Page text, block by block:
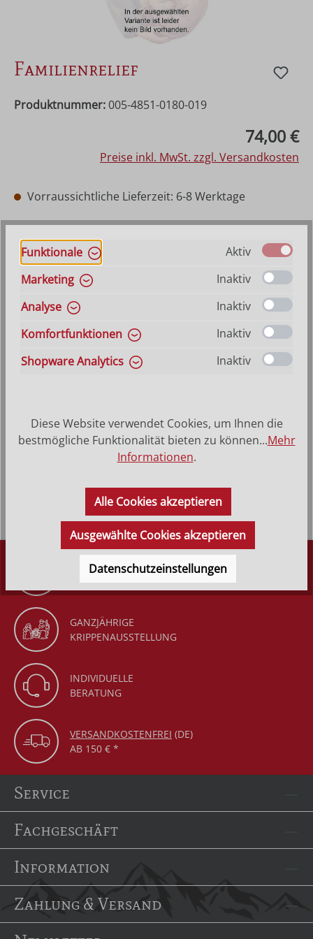
Familienrelief
Produktnummer: 005-4851-0180-019
74,00 €
Preise inkl. MwSt. zzgl. Versandkosten
Vorraussichtliche Lieferzeit: 6-8 Werktage
Farbe Hilfe zu Farbangaben
Natur Gewachst mit Goldrand
Mehrfach gebeizt
Bemalt
Größeauswählen
Hilfe zu Größenangaben
9 cm 12 cm 15 cm 24 cm 35 cm
Produkt Anzahl: Gib den gewünschten
VERSANDKOSTENFREI (DE) AB 150,-*
DÜRR KRIPPEN
SEIT 1977
GANZJÄHRIGE
KRIPPENAUSSTELLUNG
INDIVIDUELLE
BERATUNG
VERSANDKOSTENFREI (DE)
AB 150 € *
Service
Fachgeschäft
Information
Zahlung & Versand
Funktionale
Aktiv
Marketing
Inaktiv
Analyse
Inaktiv
Komfortfunktionen
Inaktiv
Shopware Analytics
Inaktiv
Diese Website verwendet Cookies, um Ihnen die
bestmögliche Funktionalität bieten zu können...Mehr
Informationen.
Alle Cookies akzeptieren
Ausgewählte Cookies akzeptieren
Datenschutzeinstellungen